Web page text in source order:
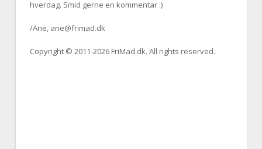
hverdag. Smid gerne en kommentar :)
/Ane, ane@frimad.dk
Copyright © 2011-2026 FriMad.dk. All rights reserved.